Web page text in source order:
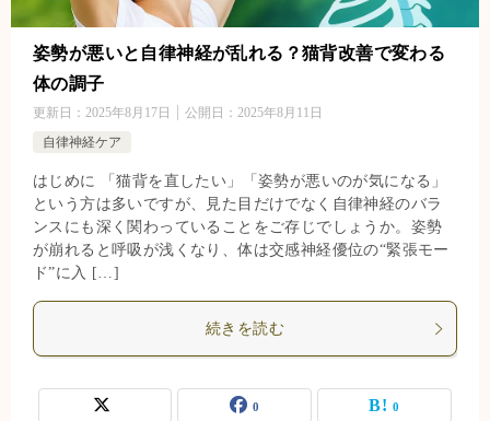
姿勢が悪いと自律神経が乱れる？猫背改善で変わる
体の調子
更新日： 2025年8月17日 公開日： 2025年8月11日
自律神経ケア
はじめに 「猫背を直したい」「姿勢が悪いのが気になる」
という方は多いですが、見た目だけでなく自律神経のバラ
ンスにも深く関わっていることをご存じでしょうか。姿勢
が崩れると呼吸が浅くなり、体は交感神経優位の“緊張モー
ド”に入 […]
続きを読む
0 0